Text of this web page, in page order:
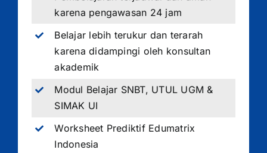
karena pengawasan 24 jam
Belajar lebih terukur dan terarah
karena didampingi oleh konsultan
akademik
Modul Belajar SNBT, UTUL UGM &
SIMAK UI
Worksheet Prediktif Edumatrix
Indonesia